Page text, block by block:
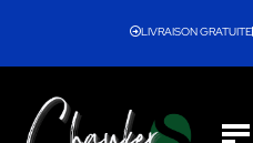
LIVRAISON GRATUITE